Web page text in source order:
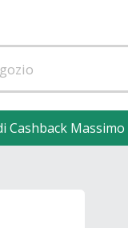
Cashback Massimo